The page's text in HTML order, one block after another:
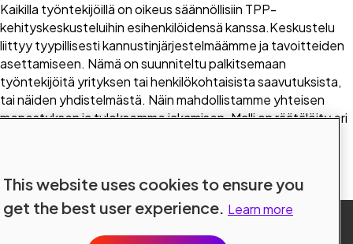
Kaikilla työntekijöillä on oikeus säännöllisiin TPP-
kehityskeskusteluihin esihenkilöidensä kanssa.Keskustelu
liittyy tyypillisesti kannustinjärjestelmäämme ja tavoitteiden
asettamiseen. Nämä on suunniteltu palkitsemaan
työntekijöitä yrityksen tai henkilökohtaisista saavutuksista,
tai näiden yhdistelmästä. Näin mahdollistamme yhteisen
menestyksen ja tuloksemme jakamisen. Malli on räätälöity eri
This website uses cookies to ensure you
get the best user experience. Learn more